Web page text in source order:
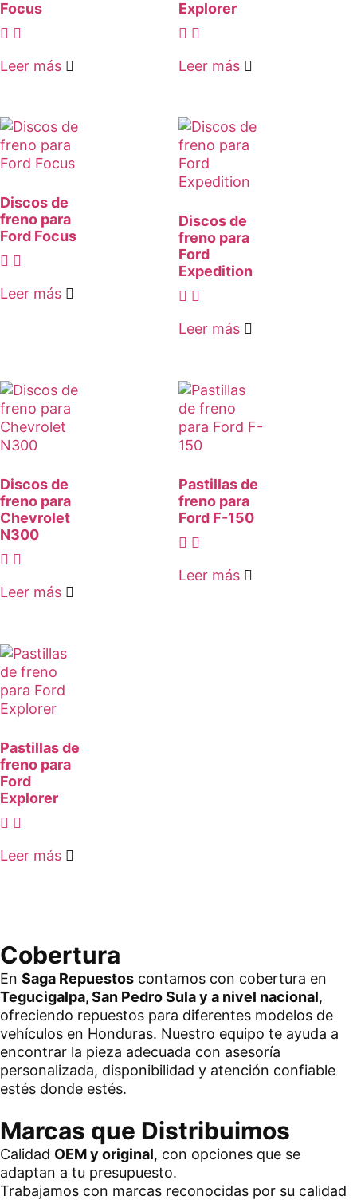
Focus
Leer más
Explorer
Leer más
Discos de
freno para
Ford Focus
Leer más
Discos de
freno para
Ford
Expedition
Leer más
Discos de
freno para
Chevrolet
N300
Leer más
Pastillas de
freno para
Ford F-150
Leer más
Pastillas de
freno para
Ford
Explorer
Leer más
Cobertura
En Saga Repuestos contamos con cobertura en
Tegucigalpa, San Pedro Sula y a nivel nacional,
ofreciendo repuestos para diferentes modelos de
vehículos en Honduras. Nuestro equipo te ayuda a
encontrar la pieza adecuada con asesoría
personalizada, disponibilidad y atención confiable
estés donde estés.
Marcas que Distribuimos
Calidad OEM y original, con opciones que se
adaptan a tu presupuesto.
Trabajamos con marcas reconocidas por su calidad